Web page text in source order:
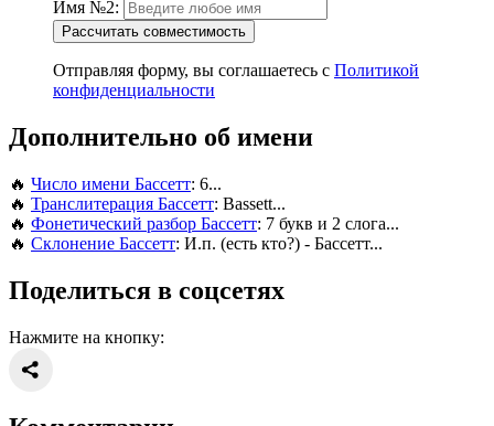
Имя №2:
Рассчитать совместимость
Отправляя форму, вы соглашаетесь с Политикой
конфиденциальности
Дополнительно об имени
🔥 Число имени Бассетт: 6...
🔥 Транслитерация Бассетт: Bassett...
🔥 Фонетический разбор Бассетт: 7 букв и 2 слога...
🔥 Склонение Бассетт: И.п. (есть кто?) - Бассетт...
Поделиться в соцсетях
Нажмите на кнопку: